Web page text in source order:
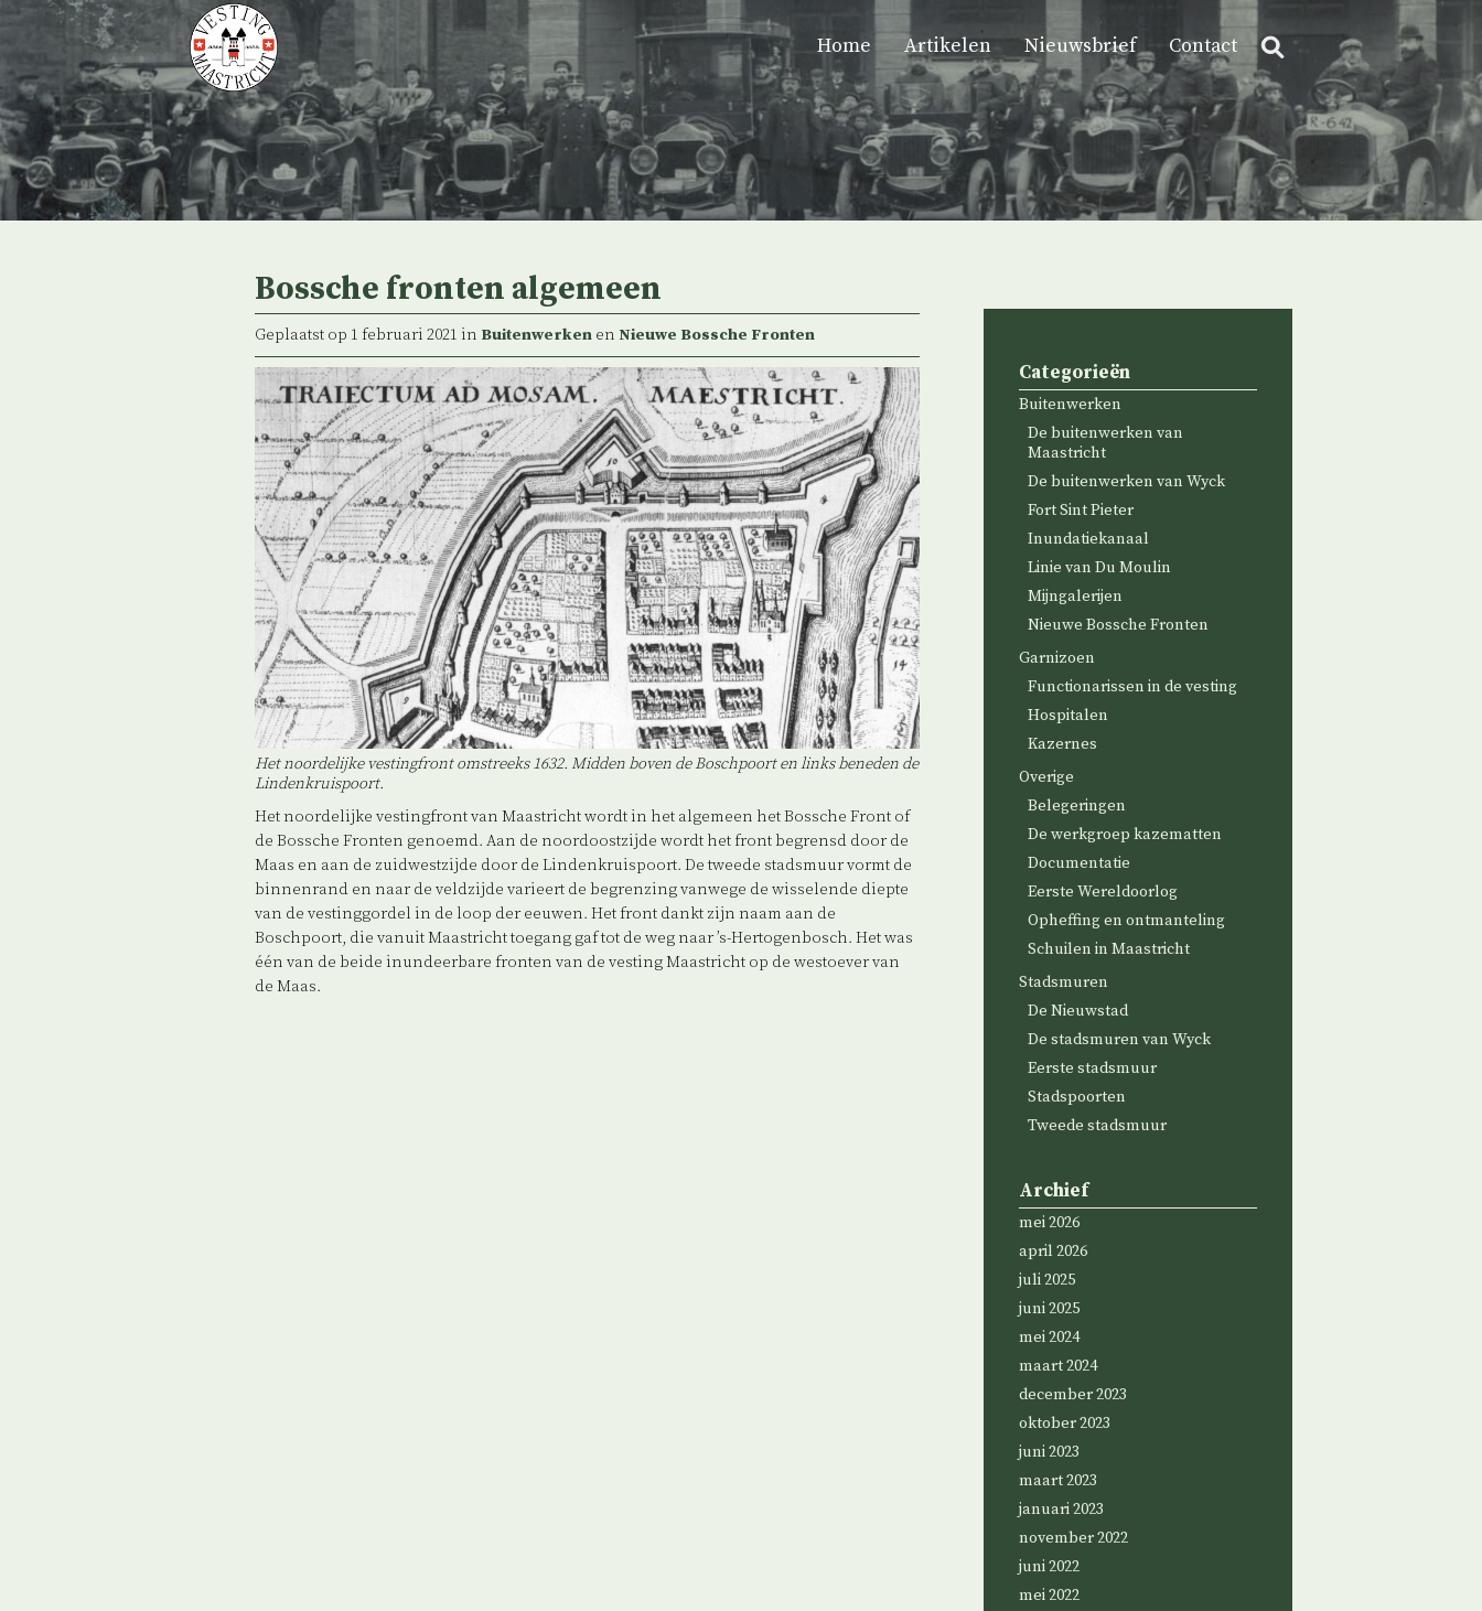
Skip
Home Artikelen Nieuwsbrief Contact
Bossche fronten algemeen
Geplaatst op 1 februari 2021 in Buitenwerkenen Nieuwe Bossche Fronten
Het noordelijke vestingfront omstreeks 1632. Midden boven de Boschpoort en links beneden de
Lindenkruispoort.
Het noordelijke vestingfront van Maastricht wordt in het algemeen het Bossche Front of
de Bossche Fronten genoemd. Aan de noordoostzijde wordt het front begrensd door de
Maas en aan de zuidwestzijde door de Lindenkruispoort. De tweede stadsmuur vormt de
binnenrand en naar de veldzijde varieert de begrenzing vanwege de wisselende diepte
van de vestinggordel in de loop der eeuwen. Het front dankt zijn naam aan de
Boschpoort, die vanuit Maastricht toegang gaf tot de weg naar ’s-Hertogenbosch. Het was
één van de beide inundeerbare fronten van de vesting Maastricht op de westoever van
de Maas.
Categorieën
Buitenwerken
De buitenwerken van
Maastricht
De buitenwerken van Wyck
Fort Sint Pieter
Inundatiekanaal
Linie van Du Moulin
Mijngalerijen
Nieuwe Bossche Fronten
Garnizoen
Functionarissen in de vesting
Hospitalen
Kazernes
Overige
Belegeringen
De werkgroep kazematten
Documentatie
Eerste Wereldoorlog
Opheffing en ontmanteling
Schuilen in Maastricht
Stadsmuren
De Nieuwstad
De stadsmuren van Wyck
Eerste stadsmuur
Stadspoorten
Tweede stadsmuur
Archief
mei 2026
april 2026
juli 2025
juni 2025
mei 2024
maart 2024
december 2023
oktober 2023
juni 2023
maart 2023
januari 2023
november 2022
juni 2022
mei 2022